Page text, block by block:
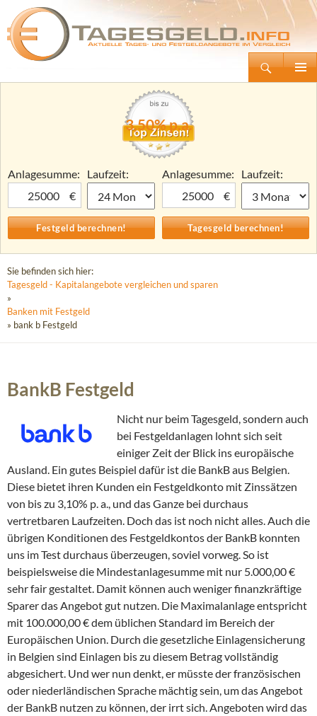
Tagesgeld.info – Tagesgeldkonten vergleichen und Tagesgeld-Zinsen berechnen
Zum
3,50% p.a.
Anlagesumme:
€
Laufzeit:
Anlagesumme:
€
Laufzeit:
Sie befinden sich hier:
Tagesgeld - Kapitalangebote vergleichen und sparen
»
Banken mit Festgeld
» bank b Festgeld
BankB Festgeld
Nicht nur beim Tagesgeld, sondern auch
bei Festgeldanlagen lohnt sich seit
einiger Zeit der Blick ins europäische
Ausland. Ein gutes Beispiel dafür ist die BankB aus Belgien.
Diese bietet ihren Kunden ein Festgeldkonto mit Zinssätzen
von bis zu 3,10% p. a., und das Ganze bei durchaus
vertretbaren Laufzeiten. Doch das ist noch nicht alles. Auch die
übrigen Konditionen des Festgeldkontos der BankB konnten
uns im Test durchaus überzeugen, soviel vorweg. So ist
beispielsweise die Mindestanlagesumme mit nur 5.000,00 €
sehr fair gestaltet. Damit können auch weniger finanzkräftige
Sparer das Angebot gut nutzen. Die Maximalanlage entspricht
mit 100.000,00 € dem üblichen Standard im Bereich der
Europäischen Union. Durch die gesetzliche Einlagensicherung
in Belgien sind Einlagen bis zu diesem Betrag vollständig
abgesichert. Und wer nun denkt, er müsste der französischen
oder niederländischen Sprache mächtig sein, um das Angebot
der BankB nutzen zu können, der irrt sich. Angeboten wird das